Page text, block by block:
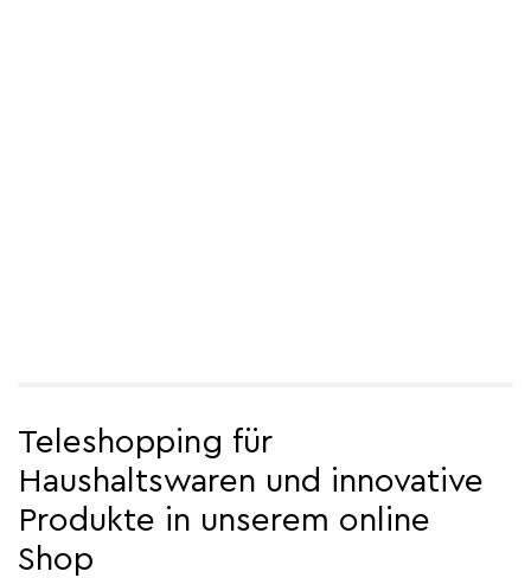
Teleshopping für
Haushaltswaren und innovative
Produkte in unserem online
Shop